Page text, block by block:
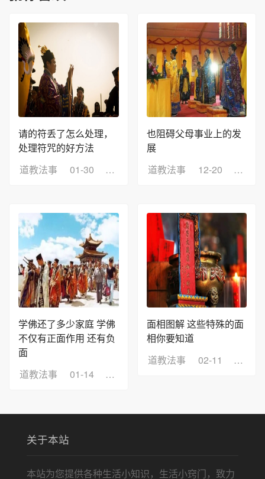
请的符丢了怎么处理，
处理符咒的好方法
道教法事
01-30 浏览：24
也阻碍父母事业上的发
展
道教法事
12-20 浏览
学佛还了多少家庭 学佛
不仅有正面作用 还有负
面
道教法事
01-14 浏览：8
面相图解 这些特殊的面
相你要知道
道教法事
02-11 浏览
关于本站
本站为您提供各种生活小知识，生活小窍门，致力